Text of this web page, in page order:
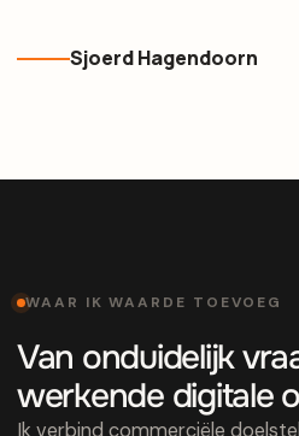
Sjoerd Hagendoorn
WAAR IK WAARDE TOEVOEG
Van onduidelijk
werkende digitale
Ik verbind commerciële